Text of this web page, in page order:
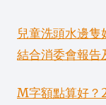
兒童洗頭水邊隻
結合消委會報告
M字額點算好